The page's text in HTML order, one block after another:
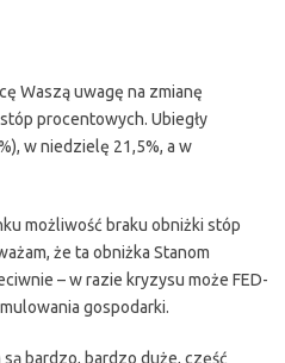
Waszą uwagę na zmianę
procentowych. Ubiegły
w niedzielę 21,5%, a w
możliwość braku obniżki stóp
że ta obniżka Stanom
– w razie kryzysu może FED-
gospodarki.
bardzo, bardzo duże, część